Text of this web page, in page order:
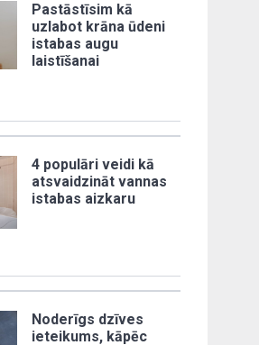
Pastāstīsim kā
uzlabot krāna ūdeni
istabas augu
laistīšanai
4 populāri veidi kā
atsvaidzināt vannas
istabas aizkaru
Noderīgs dzīves
ieteikums, kāpēc